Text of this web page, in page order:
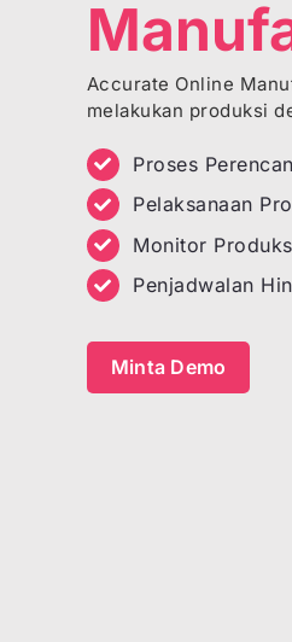
Accurate Online
melakukan produksi
Proses
Pelaksanaan
Monitor
Penjadwalan
Minta Demo